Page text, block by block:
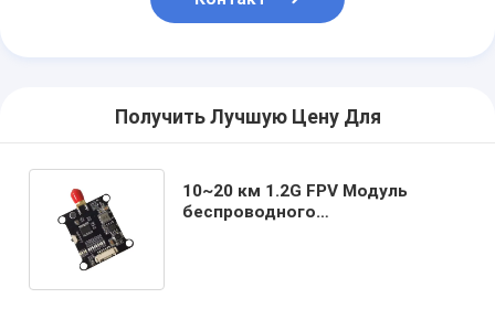
Получить Лучшую Цену Для
10~20 км 1.2G FPV Модуль
беспроводного